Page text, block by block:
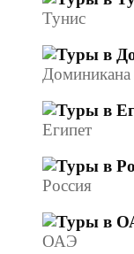
Тунис
Доминикана
Египет
Россия
ОАЭ